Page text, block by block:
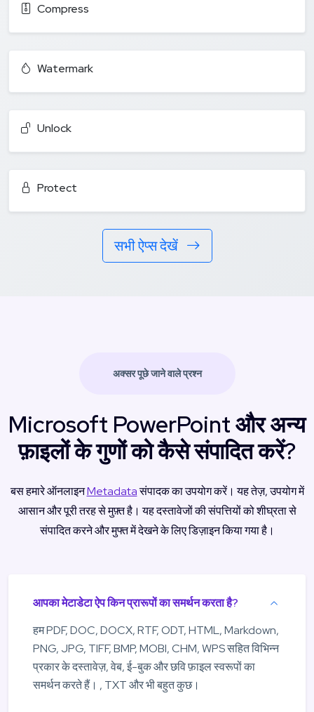
Compress
Watermark
Unlock
Protect
सभी ऐप्स देखें
अक्सर पूछे जाने वाले प्रश्न
Microsoft PowerPoint और अन्य
फ़ाइलों के गुणों को कैसे संपादित करें?
बस हमारे ऑनलाइनMetadataसंपादक का उपयोग करें। यह तेज़, उपयोग में
आसान और पूरी तरह से मुफ़्त है। यह दस्तावेजों की संपत्तियों को शीघ्रता से
संपादित करने और मुफ्त में देखने के लिए डिज़ाइन किया गया है।
आपका मेटाडेटा ऐप किन प्रारूपों का समर्थन करता है?
हम PDF, DOC, DOCX, RTF, ODT, HTML, Markdown,
PNG, JPG, TIFF, BMP, MOBI, CHM, WPS सहित विभिन्न
प्रकार के दस्तावेज़, वेब, ई-बुक और छवि फ़ाइल स्वरूपों का
समर्थन करते हैं। , TXT और भी बहुत कुछ।